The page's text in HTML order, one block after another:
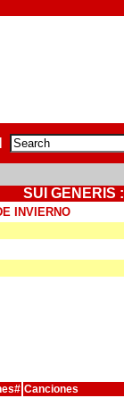
SUI GENERIS
INVIERNO
Canciones